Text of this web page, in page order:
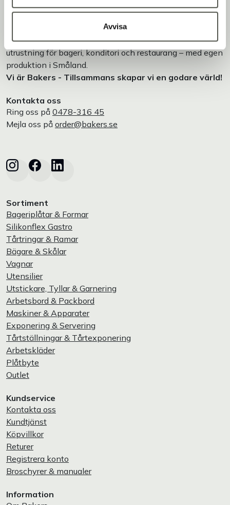
Avvisa
Bakers är en helhetsleverantör av professionell
utrustning för bageri, konditori och restaurang – med egen
produktion i Småland.
Vi är Bakers - Tillsammans skapar vi en godare värld!
Kontakta oss
Ring oss på 0478-316 45
Mejla oss på order@bakers.se
Sortiment
Bageriplåtar & Formar
Silikonflex Gastro
Tårtringar & Ramar
Bägare & Skålar
Vagnar
Utensilier
Utstickare, Tyllar & Garnering
Arbetsbord & Packbord
Maskiner & Apparater
Exponering & Servering
Tårtställningar & Tårtexponering
Arbetskläder
Plåtbyte
Outlet
Kundservice
Kontakta oss
Kundtjänst
Köpvillkor
Returer
Registrera konto
Broschyrer & manualer
Information